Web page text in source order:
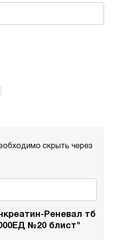
скрыть через
Реневал тб
№20 блист"